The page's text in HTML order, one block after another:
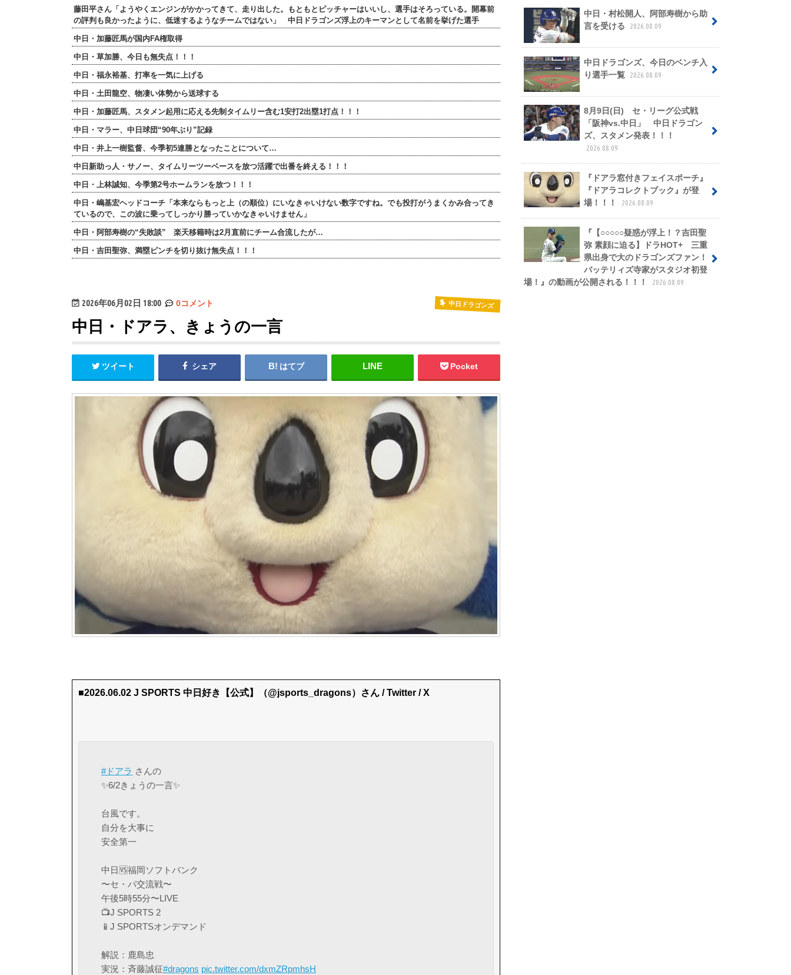
藤田平さん「ようやくエンジンがかかってきて、走り出した。もともとピッチャーはいいし、選手はそろっている。開幕前
の評判も良かったように、低迷するようなチームではない」 中日ドラゴンズ浮上のキーマンとして名前を挙げた選手
中日・加藤匠馬が国内FA権取得
中日・草加勝、今日も無失点！！！
中日・福永裕基、打率を一気に上げる
中日・土田龍空、物凄い体勢から送球する
中日・加藤匠馬、スタメン起用に応える先制タイムリー含む1安打2出塁1打点！！！
中日・マラー、中日球団“90年ぶり”記録
中日・井上一樹監督、今季初5連勝となったことについて…
中日新助っ人・サノー、タイムリーツーベースを放つ活躍で出番を終える！！！
中日・上林誠知、今季第2号ホームランを放つ！！！
中日・嶋基宏ヘッドコーチ「本来ならもっと上（の順位）にいなきゃいけない数字ですね。でも投打がうまくかみ合ってき
ているので、この波に乗ってしっかり勝っていかなきゃいけません」
中日・阿部寿樹の“失敗談” 楽天移籍時は2月直前にチーム合流したが…
中日・吉田聖弥、満塁ピンチを切り抜け無失点！！！
2026年06月02日 18:00 0コメント 中日ドラゴンズ
中日・ドアラ、きょうの一言
ツイート シェア はてブ Pocket
■2026.06.02 J SPORTS 中日好き【公式】（@jsports_dragons）さん / Twitter / X
#ドアラ さんの
✨6/2きょうの一言✨
台風です。
自分を大事に
安全第一
中日🆚福岡ソフトバンク
〜セ・パ交流戦〜
午後5時55分〜LIVE
📺J SPORTS 2
📱J SPORTSオンデマンド
解説：鹿島忠
実況：斉藤誠征#dragons pic.twitter.com/dxmZRpmhsH
中日・村松開人、阿部寿樹から助
言を受ける
2026.08.09
中日ドラゴンズ、今日のベンチ入
り選手一覧
2026.08.09
8月9日(日) セ・リーグ公式戦
「阪神vs.中日」 中日ドラゴン
ズ、スタメン発表！！！
2026.08.09
『ドアラ窓付きフェイスポーチ』
『ドアラコレクトブック』が登
場！！！
2026.08.09
『【○○○○○疑惑が浮上！？吉田聖
弥 素顔に迫る】ドラHOT+ 三重
県出身で大のドラゴンズファン！
バッテリィズ寺家がスタジオ初登
場！』の動画が公開される！！！
2026.08.09